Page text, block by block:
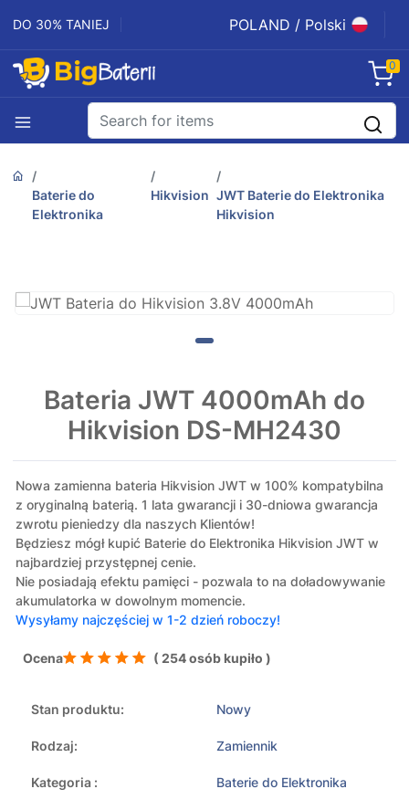
DO 30% TANIEJ POLAND / Polski
0
Baterie do
Elektronika
Hikvision JWT Baterie do Elektronika
Hikvision
Bateria JWT 4000mAh do
Hikvision DS-MH2430
Nowa zamienna bateria Hikvision JWT w 100% kompatybilna
z oryginalną baterią. 1 lata gwarancji i 30-dniowa gwarancja
zwrotu pieniedzy dla naszych Klientów!
Będziesz mógł kupić Baterie do Elektronika Hikvision JWT w
najbardziej przystępnej cenie.
Nie posiadają efektu pamięci - pozwala to na doładowywanie
akumulatorka w dowolnym momencie.
Wysyłamy najczęściej w 1-2 dzień roboczy!
Ocena ( 254 osób kupiło )
Stan produktu: Nowy
Rodzaj: Zamiennik
Kategoria : Baterie do Elektronika